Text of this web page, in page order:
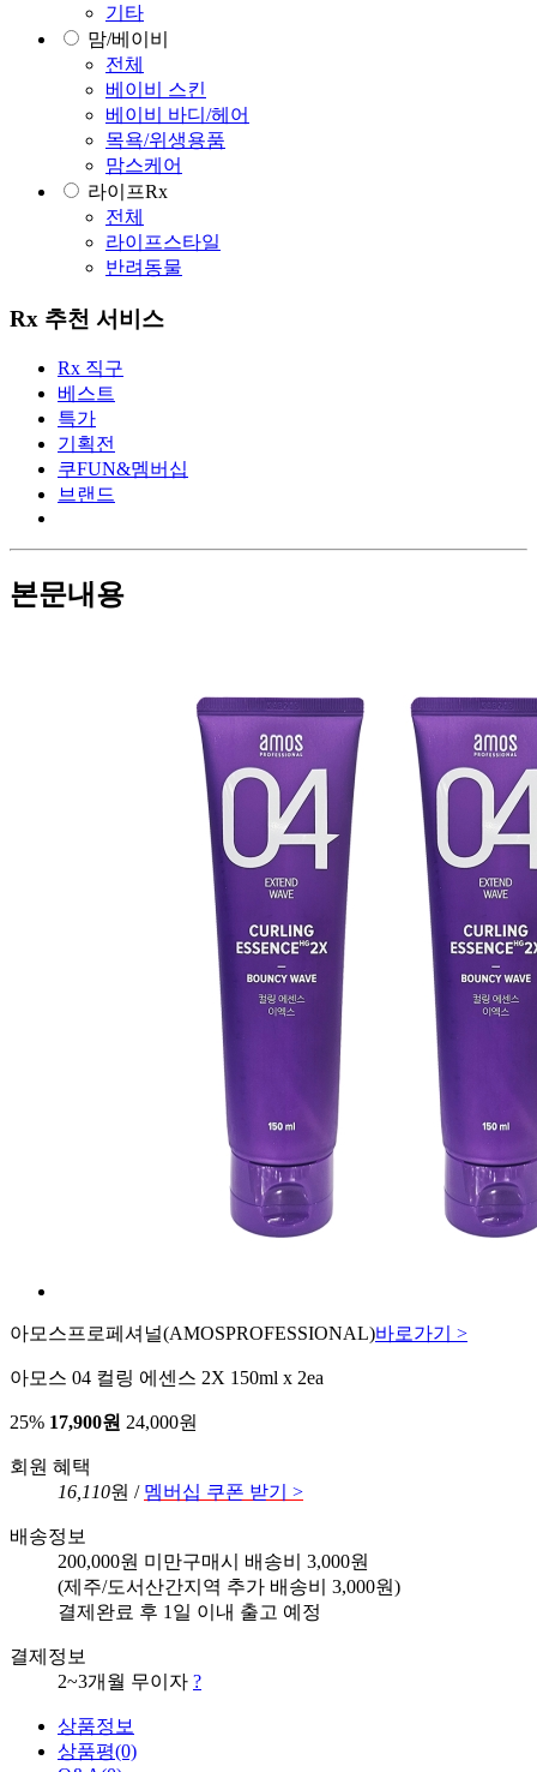
기타
맘/베이비
전체
베이비 스킨
베이비 바디/헤어
목욕/위생용품
맘스케어
라이프Rx
전체
라이프스타일
반려동물
Rx 추천 서비스
Rx 직구
베스트
특가
기획전
쿠FUN&멤버십
브랜드
본문내용
아모스프로페셔널(AMOSPROFESSIONAL)바로가기 >
아모스 04 컬링 에센스 2X 150ml x 2ea
25% 17,900원 24,000원
회원 혜택
16,110원 / 멤버십 쿠폰 받기 >
배송정보
200,000원 미만구매시 배송비 3,000원
(제주/도서산간지역 추가 배송비 3,000원)
결제완료 후 1일 이내 출고 예정
결제정보
2~3개월 무이자 ?
상품정보
상품평(0)